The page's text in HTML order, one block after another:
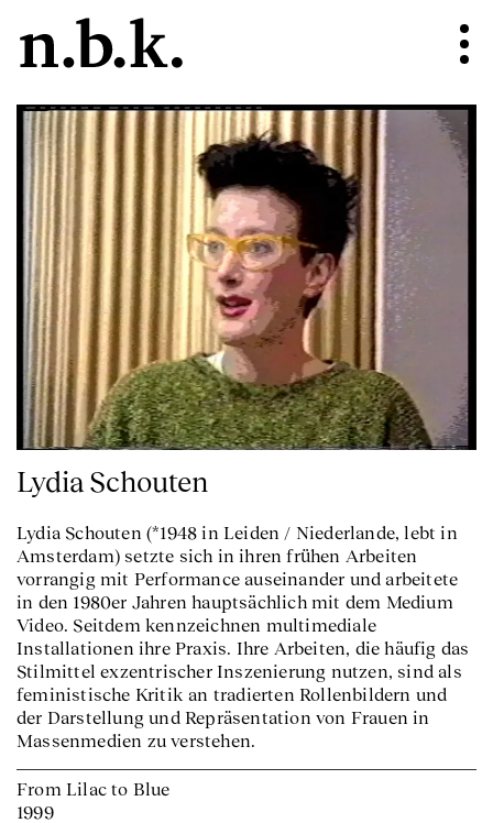
Lydia Schouten
Lydia Schouten (*1948 in Leiden / Niederlande, lebt in
Amsterdam) setzte sich in ihren frühen Arbeiten
vorrangig mit Performance auseinander und arbeitete
in den 1980er Jahren hauptsächlich mit dem Medium
Video. Seitdem kennzeichnen multimediale
Installationen ihre Praxis. Ihre Arbeiten, die häufig das
Stilmittel exzentrischer Inszenierung nutzen, sind als
feministische Kritik an tradierten Rollenbildern und
der Darstellung und Repräsentation von Frauen in
Massenmedien zu verstehen.
From Lilac to Blue
1999